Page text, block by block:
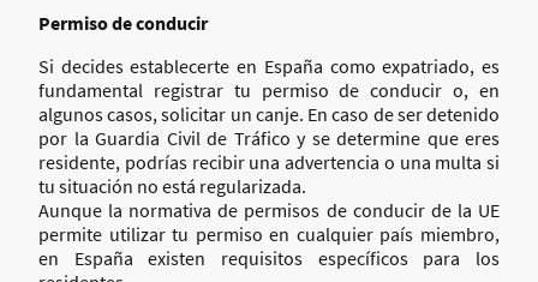
Permiso de conducir
Si decides establecerte en España como expatriado, es
fundamental registrar tu permiso de conducir o, en
algunos casos, solicitar un canje. En caso de ser detenido
por la Guardia Civil de Tráfico y se determine que eres
residente, podrías recibir una advertencia o una multa si
tu situación no está regularizada.
Aunque la normativa de permisos de conducir de la UE
permite utilizar tu permiso en cualquier país miembro,
en España existen requisitos específicos para los